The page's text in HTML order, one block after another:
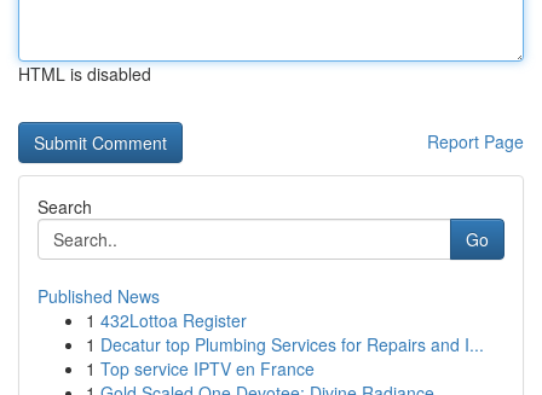
HTML is disabled
Report Page
Search
Go
Published News
1 432Lottoa Register
1 Decatur top Plumbing Services for Repairs and I...
1 Top service IPTV en France